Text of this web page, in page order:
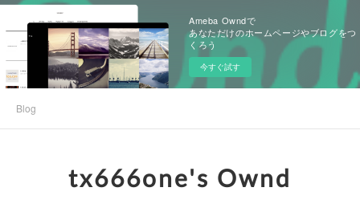
Ameba Owndで
あなただけのホームページやブログをつ
くろう
今すぐ試す
Blog
tx666one's Ownd